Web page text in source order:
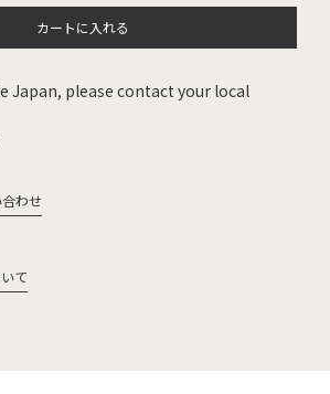
カートに入れる
Japan, please contact your local
わせ
て